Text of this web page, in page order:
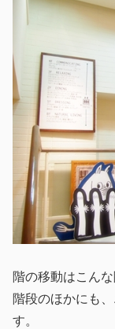
階の移動はこんな
階段のほかにも
す。